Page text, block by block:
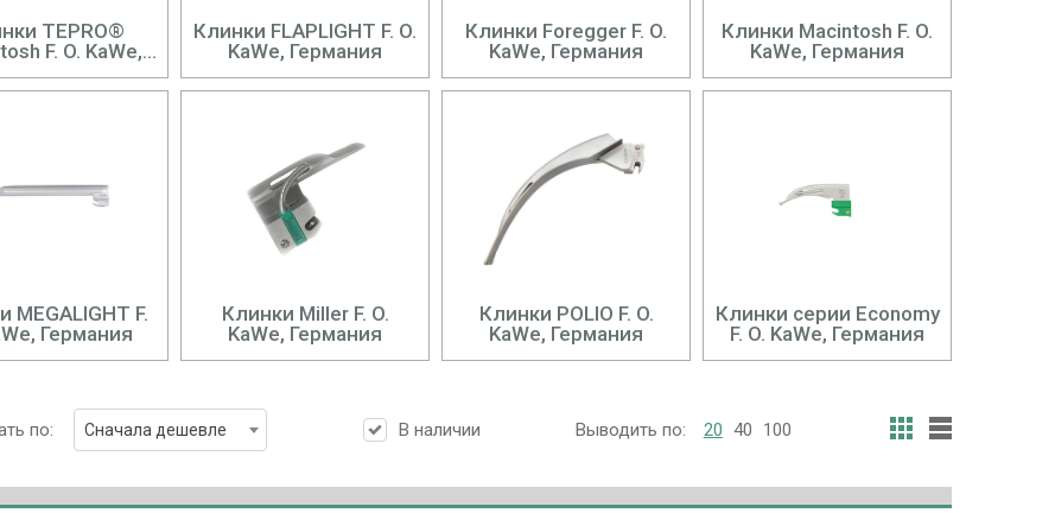
F. O. KaWe,
Клинки FLAPLIGHT F. O.
KaWe, Германия
Клинки Foregger F. O.
KaWe, Германия
Клинки Macintosh F. O.
KaWe, Германия
MEGALIGHT F.
Германия
Клинки Miller F. O.
KaWe, Германия
Клинки POLIO F. O.
KaWe, Германия
Клинки серии Economy
F. O. KaWe, Германия
по: Сначала дешевле В наличии Выводить по: 20 40 100